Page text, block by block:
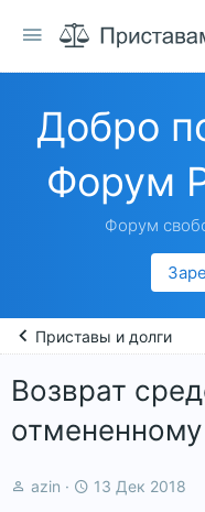
Добро
Форум
Форум
Приставы и долги
Возврат
А
azin
Д
13 Дек 2018